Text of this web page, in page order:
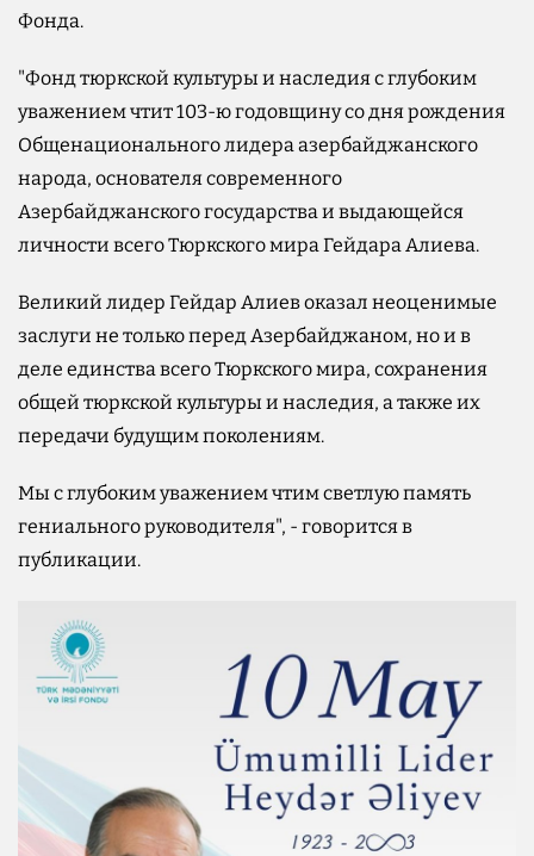
Фонда.
"Фонд тюркской культуры и наследия с глубоким
уважением чтит 103-ю годовщину со дня рождения
Общенационального лидера азербайджанского
народа, основателя современного
Азербайджанского государства и выдающейся
личности всего Тюркского мира Гейдара Алиева.
Великий лидер Гейдар Алиев оказал неоценимые
заслуги не только перед Азербайджаном, но и в
деле единства всего Тюркского мира, сохранения
общей тюркской культуры и наследия, а также их
передачи будущим поколениям.
Мы с глубоким уважением чтим светлую память
гениального руководителя", - говорится в
публикации.